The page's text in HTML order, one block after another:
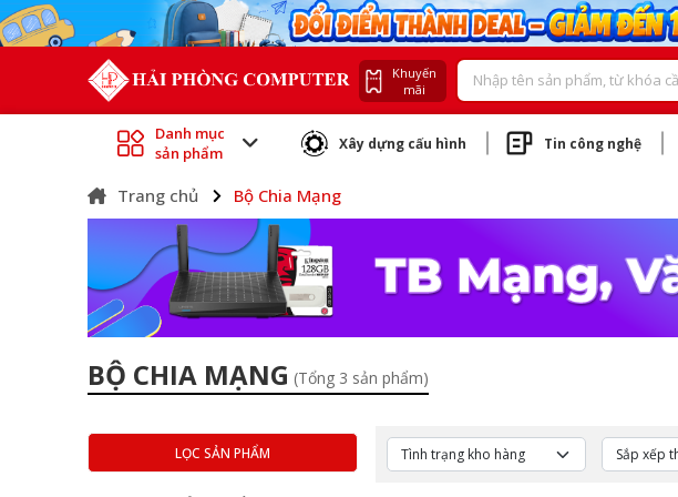
Khuyến
mãi
Danh mục
sản phẩm
Xây dựng cấu hình Tin công nghệ
Trang chủ Bộ Chia Mạng
BỘ CHIA MẠNG (Tổng 3 sản phẩm)
LỌC SẢN PHẨM